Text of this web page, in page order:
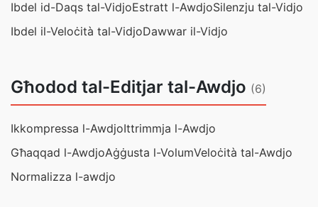
Ibdel id-Daqs tal-VidjoEstratt l-AwdjoSilenzju tal-Vidjo
Ibdel il-Veloċità tal-VidjoDawwar il-Vidjo
Għodod tal-Editjar tal-Awdjo (6)
Ikkompressa l-AwdjoIttrimmja l-Awdjo
Għaqqad l-AwdjoAġġusta l-VolumVeloċità tal-Awdjo
Normalizza l-awdjo